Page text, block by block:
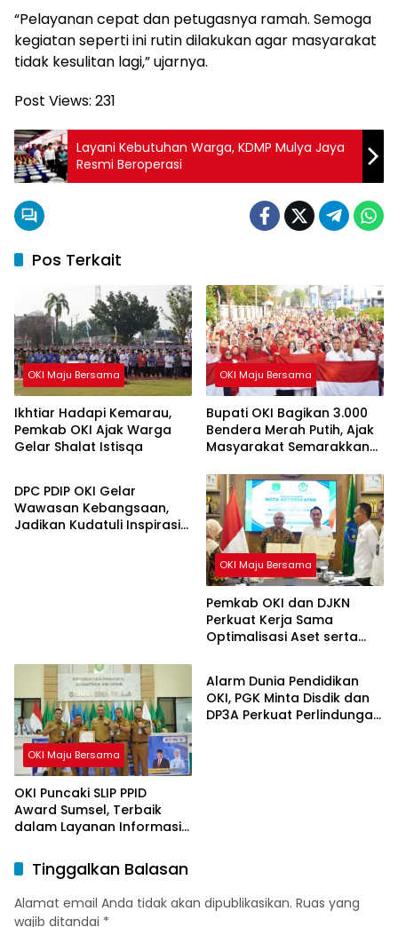
“Pelayanan cepat dan petugasnya ramah. Semoga
kegiatan seperti ini rutin dilakukan agar masyarakat
tidak kesulitan lagi,” ujarnya.
Post Views: 231
Layani Kebutuhan Warga, KDMP Mulya Jaya
Resmi Beroperasi
Pos Terkait
OKI Maju Bersama
Ikhtiar Hadapi Kemarau,
Pemkab OKI Ajak Warga
Gelar Shalat Istisqa
OKI Maju Bersama
Bupati OKI Bagikan 3.000
Bendera Merah Putih, Ajak
Masyarakat Semarakkan
OKI Maju Bersama
DPC PDIP OKI Gelar
Wawasan Kebangsaan,
Jadikan Kudatuli Inspirasi
OKI Maju Bersama
Pemkab OKI dan DJKN
Perkuat Kerja Sama
Optimalisasi Aset serta
OKI Maju Bersama
OKI Puncaki SLIP PPID
Award Sumsel, Terbaik
dalam Layanan Informasi
OKI Maju Bersama
Alarm Dunia Pendidikan
OKI, PGK Minta Disdik dan
DP3A Perkuat Perlindungan
Tinggalkan Balasan
Alamat email Anda tidak akan dipublikasikan. Ruas yang
wajib ditandai *